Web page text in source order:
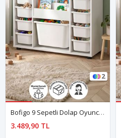
2
Bofigo 9 Sepetli Dolap Oyuncak Dolabı Çok Amaçlı Dolap Montessori Kitaplıklı Aden Beyaz
3.489,90 TL